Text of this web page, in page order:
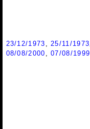
23/12/1973 25/11/1973
08/08/2000 ,07/08/1999